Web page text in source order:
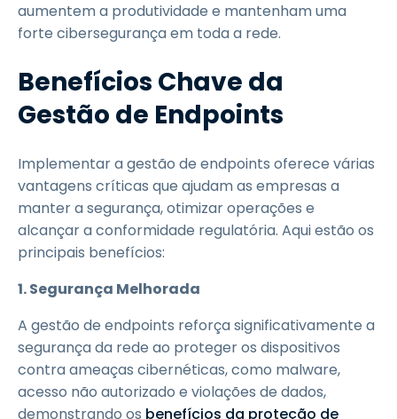
aumentem a produtividade e mantenham uma
forte cibersegurança em toda a rede.
Benefícios Chave da
Gestão de Endpoints
Implementar a gestão de endpoints oferece várias
vantagens críticas que ajudam as empresas a
manter a segurança, otimizar operações e
alcançar a conformidade regulatória. Aqui estão os
principais benefícios:
1. Segurança Melhorada
A gestão de endpoints reforça significativamente a
segurança da rede ao proteger os dispositivos
contra ameaças cibernéticas, como malware,
acesso não autorizado e violações de dados,
demonstrando os benefícios da proteção de